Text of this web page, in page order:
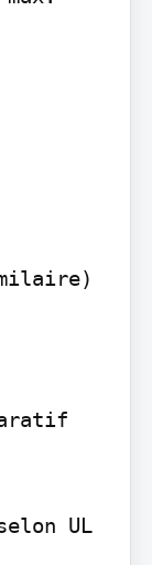
UL